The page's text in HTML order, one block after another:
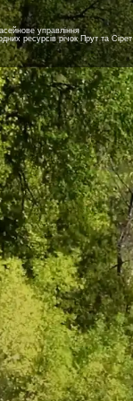
управління
ресурсів річок Прут та Сірет